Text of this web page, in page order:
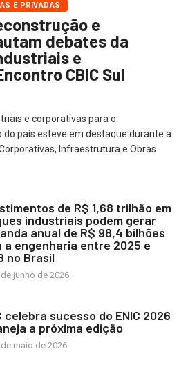
E PRIVADAS
e
debates da
e
CBIC Sul
e corporativas para o
país esteve em destaque durante a
Infraestrutura e Obras
de R$ 1,68 trilhão em
industriais podem gerar
anual de R$ 98,4 bilhões
a engenharia entre 2025 e
no Brasil
de junho de 2026
celebra sucesso do ENIC 2026
a próxima edição
maio de 2026